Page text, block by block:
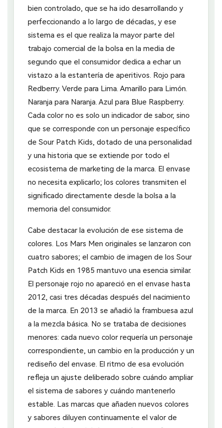
bien controlado, que se ha ido desarrollando y
perfeccionando a lo largo de décadas, y ese
sistema es el que realiza la mayor parte del
trabajo comercial de la bolsa en la media de
segundo que el consumidor dedica a echar un
vistazo a la estantería de aperitivos. Rojo para
Redberry. Verde para Lima. Amarillo para Limón.
Naranja para Naranja. Azul para Blue Raspberry.
Cada color no es solo un indicador de sabor, sino
que se corresponde con un personaje específico
de Sour Patch Kids, dotado de una personalidad
y una historia que se extiende por todo el
ecosistema de marketing de la marca. El envase
no necesita explicarlo; los colores transmiten el
significado directamente desde la bolsa a la
memoria del consumidor.
Cabe destacar la evolución de ese sistema de
colores. Los Mars Men originales se lanzaron con
cuatro sabores; el cambio de imagen de los Sour
Patch Kids en 1985 mantuvo una esencia similar.
El personaje rojo no apareció en el envase hasta
2012, casi tres décadas después del nacimiento
de la marca. En 2013 se añadió la frambuesa azul
a la mezcla básica. No se trataba de decisiones
menores: cada nuevo color requería un personaje
correspondiente, un cambio en la producción y un
rediseño del envase. El ritmo de esa evolución
refleja un ajuste deliberado sobre cuándo ampliar
el sistema de sabores y cuándo mantenerlo
estable. Las marcas que añaden nuevos colores
y sabores diluyen continuamente el valor de